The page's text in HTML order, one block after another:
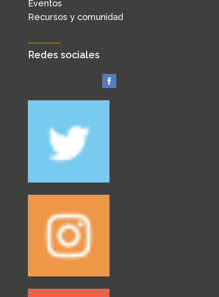
Eventos
Recursos y comunidad
Redes sociales